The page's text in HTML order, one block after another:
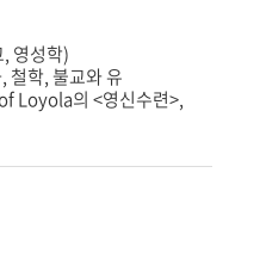
영성학)
철학, 불교와 유
Loyola의 <영신수련>,